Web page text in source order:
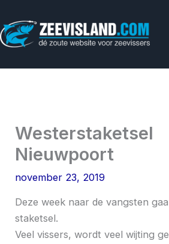
naar
de
Westerstaketsel
Nieuwpoort
november 23, 2019
Deze week naar de vangsten
staketsel.
Veel vissers, wordt veel wijting